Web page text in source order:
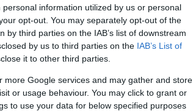
information utilized by us or personal
opt-out. You may separately opt-out of the
third parties on the IAB’s list of downstream
by us to third parties on the IAB’s List of
it to other third parties.
Google services and may gather and store
or usage behaviour. You may click to grant or
to use your data for below specified purposes
és az univerzum szinte
van lehetőségekkel, amelyekből mindig